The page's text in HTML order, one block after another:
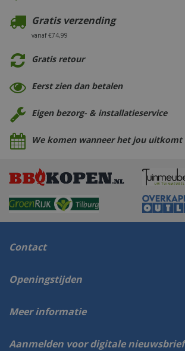
Gratis verzending
vanaf €74,99
Gratis retour
Eerst zien dan betalen
Eigen bezorg- & installatieservice
We komen wanneer het jou uitkomt
Contact
Openingstijden
Meer informatie
Aanmelden voor digitale nieuwsbrief